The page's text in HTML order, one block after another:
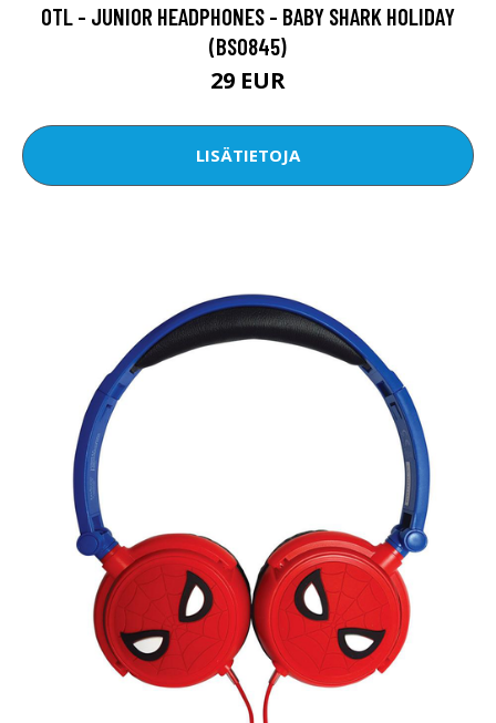
OTL - JUNIOR HEADPHONES - BABY SHARK HOLIDAY
(BS0845)
29 EUR
LISÄTIETOJA